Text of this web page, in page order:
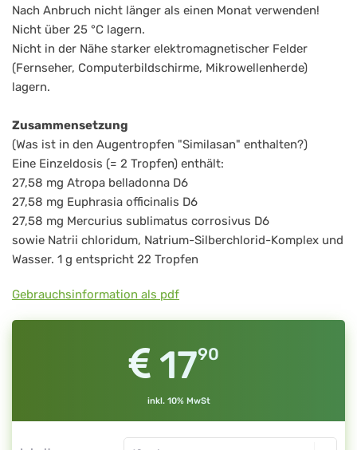
Nach Anbruch nicht länger als einen Monat verwenden!
Nicht über 25 °C lagern.
Nicht in der Nähe starker elektromagnetischer Felder
(Fernseher, Computerbildschirme, Mikrowellenherde)
lagern.
Zusammensetzung
(Was ist in den Augentropfen "Similasan" enthalten?)
Eine Einzeldosis (= 2 Tropfen) enthält:
27,58 mg Atropa belladonna D6
27,58 mg Euphrasia officinalis D6
27,58 mg Mercurius sublimatus corrosivus D6
sowie Natrii chloridum, Natrium-Silberchlorid-Komplex und
Wasser. 1 g entspricht 22 Tropfen
Gebrauchsinformation als pdf
1790
inkl. 10% MwSt